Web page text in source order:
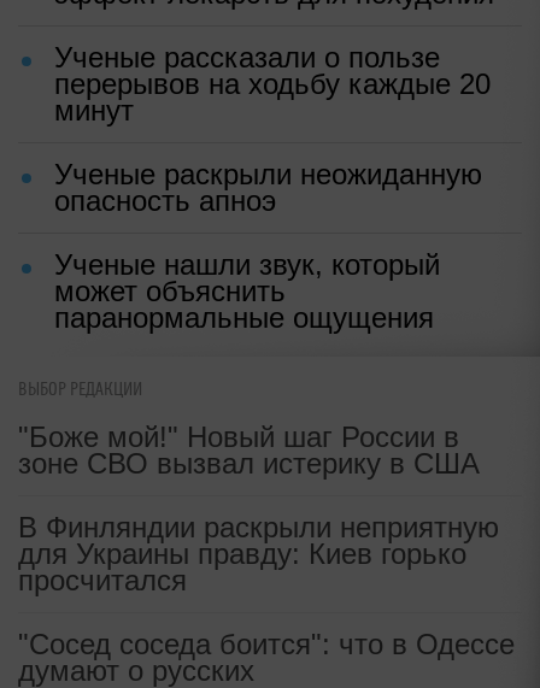
Ольга ФЕДОРОВА | 10:29, 19 май 2026
Источник: Ридлайф.ру
Ученые раскрыли неожиданный
эффект лекарств для похудения
перерывов на ходьбу каждые 20
Ученые раскрыли неожиданную
опасность апноэ
Ученые нашли звук, который
может объяснить
паранормальные ощущения
ВЫБОР РЕДАКЦИИ
"Боже мой!" Новый шаг России в
зоне СВО вызвал истерику в США
В Финляндии раскрыли неприятную
для Украины правду: Киев горько
просчитался
"Сосед соседа боится": что в Одессе
думают о русских